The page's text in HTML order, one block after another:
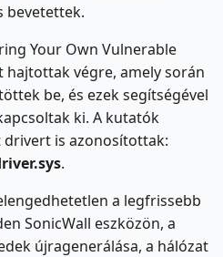
bevetettek.
Your Own Vulnerable
hajtottak végre, amely során
be, és ezek segítségével
ki. A kutatók
is azonosítottak:
.
a legfrissebb
SonicWall eszközön, a
újragenerálása, a hálózat